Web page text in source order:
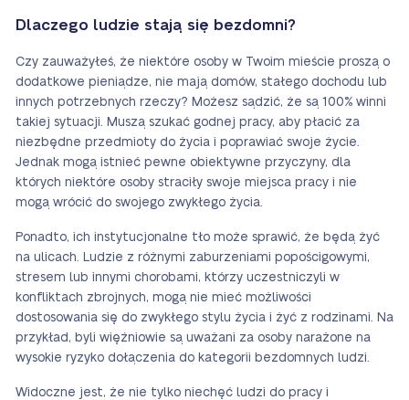
Dlaczego ludzie stają się bezdomni?
Czy zauważyłeś, że niektóre osoby w Twoim mieście proszą o
dodatkowe pieniądze, nie mają domów, stałego dochodu lub
innych potrzebnych rzeczy? Możesz sądzić, że są 100% winni
takiej sytuacji. Muszą szukać godnej pracy, aby płacić za
niezbędne przedmioty do życia i poprawiać swoje życie.
Jednak mogą istnieć pewne obiektywne przyczyny, dla
których niektóre osoby straciły swoje miejsca pracy i nie
mogą wrócić do swojego zwykłego życia.
Ponadto, ich instytucjonalne tło może sprawić, że będą żyć
na ulicach. Ludzie z różnymi zaburzeniami popościgowymi,
stresem lub innymi chorobami, którzy uczestniczyli w
konfliktach zbrojnych, mogą nie mieć możliwości
dostosowania się do zwykłego stylu życia i żyć z rodzinami. Na
przykład, byli więźniowie są uważani za osoby narażone na
wysokie ryzyko dołączenia do kategorii bezdomnych ludzi.
Widoczne jest, że nie tylko niechęć ludzi do pracy i